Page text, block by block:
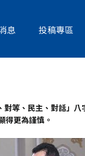
息 投稿專區
等、民主、對話」八
得更為謹慎。